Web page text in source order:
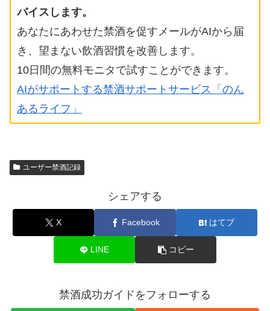
バイスします。
あなたにあわせた禁酒を促すメールがAIから届
き、望まない飲酒習慣を改善します。
10日間の無料モニタで試すことができます。
AIがサポートする禁酒サポートサービス「のん
あるライフ」
ユーザー禁酒記録
シェアする
X Facebook はてブ
LINE コピー
禁酒成功ガイドをフォローする